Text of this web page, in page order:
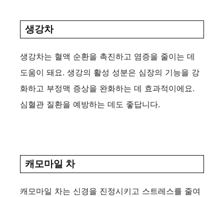
생강차
생강차는 혈액 순환을 촉진하고 염증을 줄이는 데
도움이 돼요. 생강의 활성 성분은 심장의 기능을 강
화하고 부정맥 증상을 완화하는 데 효과적이에요.
심혈관 질환을 예방하는 데도 좋답니다.
캐모마일 차
캐모마일 차는 신경을 진정시키고 스트레스를 줄여